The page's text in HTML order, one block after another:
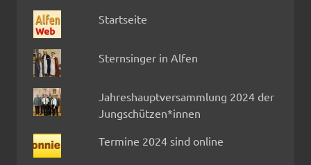
Startseite
Sternsinger in Alfen
Jahreshauptversammlung 2024 der
Jungschützen*innen
Termine 2024 sind online